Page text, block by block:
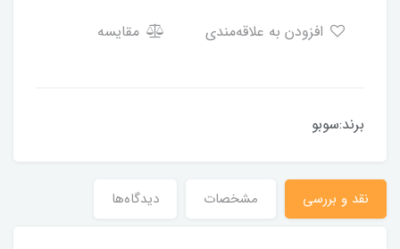
مقایسه
برند:سوبو
نقد و بررسی مشخصات دیدگاه‌ها